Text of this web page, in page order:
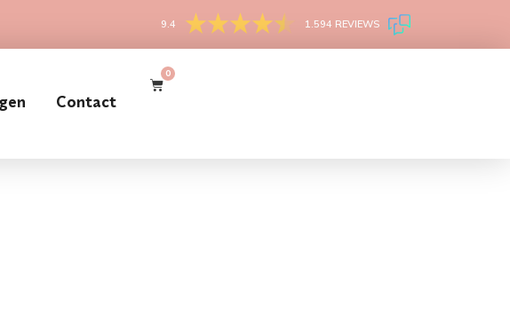
9.4 1.594 REVIEWS
Contact
0